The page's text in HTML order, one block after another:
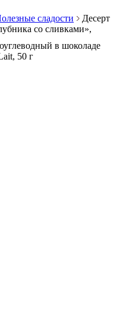
сладости
Десерт
со сливками»,
в шоколаде
50 г